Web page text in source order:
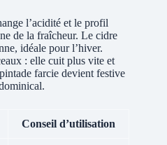
l’acidité et le profil
de la fraîcheur. Le cidre
idéale pour l’hiver.
: elle cuit plus vite et
farcie devient festive
Conseil d’utilisation